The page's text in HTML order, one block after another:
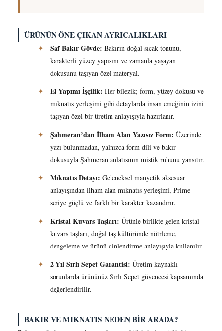
ÜRÜNÜN ÖNE ÇIKAN AYRICALIKLARI
✦ Saf Bakır Gövde: Bakırın doğal sıcak tonunu,
karakterli yüzey yapısını ve zamanla yaşayan
dokusunu taşıyan özel materyal.
✦
El Yapımı İşçilik: Her bilezik; form, yüzey dokusu ve
mıknatıs yerleşimi gibi detaylarda insan emeğinin izini
taşıyan özel bir üretim anlayışıyla hazırlanır.
✦
Şahmeran’dan İlham Alan Yazısız Form: Üzerinde
yazı bulunmadan, yalnızca form dili ve bakır
dokusuyla Şahmeran anlatısının mistik ruhunu yansıtır.
✦
Mıknatıs Detayı: Geleneksel manyetik aksesuar
anlayışından ilham alan mıknatıs yerleşimi, Prime
seriye güçlü ve farklı bir karakter kazandırır.
✦
Kristal Kuvars Taşları: Ürünle birlikte gelen kristal
kuvars taşları, doğal taş kültüründe nötrleme,
dengeleme ve ürünü dinlendirme anlayışıyla kullanılır.
✦
2 Yıl Sırlı Sepet Garantisi: Üretim kaynaklı
sorunlarda ürününüz Sırlı Sepet güvencesi kapsamında
değerlendirilir.
BAKIR VE MIKNATIS NEDEN BİR ARADA?